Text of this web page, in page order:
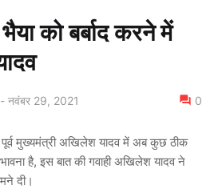
को बर्बाद करने में
- नवंबर 29, 2021 0
मुख्यमंत्री अखिलेश यादव में अब कुछ ठीक
है, इस बात की गवाही अखिलेश यादव ने
दी।